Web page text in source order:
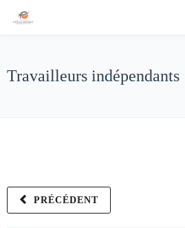
Travailleurs indépendants
PRÉCÉDENT